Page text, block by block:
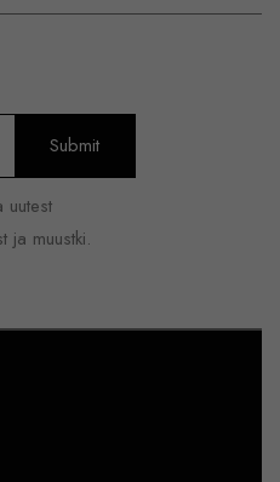
uutest
ja muustki.